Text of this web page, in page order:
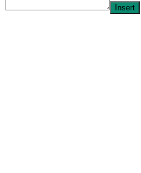
Insert